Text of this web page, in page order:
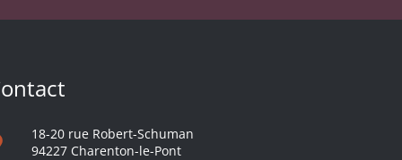
18-20 rue Robert-Schuman
94227 Charenton-le-Pont